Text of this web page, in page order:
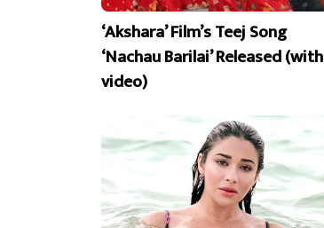
‘Akshara’ Film’s Teej Song
‘Nachau Barilai’ Released (with
video)